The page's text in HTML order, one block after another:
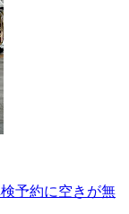
予約に空きが無